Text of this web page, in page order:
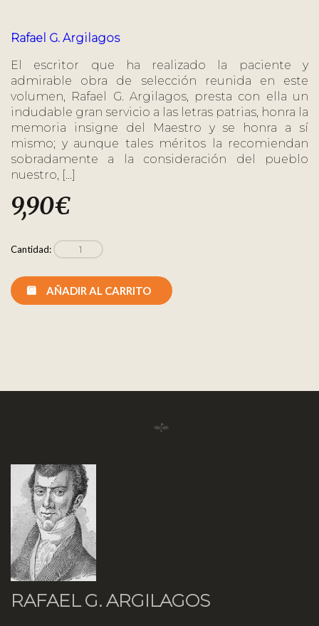
Rafael G. Argilagos
El escritor que ha realizado la paciente y
admirable obra de selección reunida en este
volumen, Rafael G. Argilagos, presta con ella un
indudable gran servicio a las letras patrias, honra la
memoria insigne del Maestro y se honra a sí
mismo; y aunque tales méritos la recomiendan
sobradamente a la consideración del pueblo
nuestro, […]
9,90€
Cantidad:
AÑADIR AL CARRITO
RAFAEL G. ARGILAGOS